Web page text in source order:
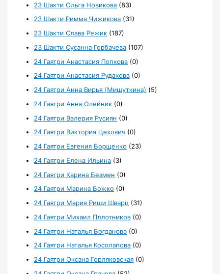
23 Шакти Ольга Новикова (83)
23 Шакти Римма Чижикова (31)
23 Шакти Слава Режик (187)
23 Шакти Сусанна Горбачева (107)
24 Гаятри Анастасия Попкова (0)
24 Гаятри Анастасия Рудакова (0)
24 Гаятри Анна Вирья (Мишуткина) (5)
24 Гаятри Анна Олейник (0)
24 Гаятри Валерия Русиян (0)
24 Гаятри Виктория Цехович (0)
24 Гаятри Евгения Борщенко (23)
24 Гаятри Елена Ильина (3)
24 Гаятри Карина Безмен (0)
24 Гаятри Марина Божко (0)
24 Гаятри Мария Риши Шварц (31)
24 Гаятри Михаил Пллотников (0)
24 Гаятри Наталья Богданова (0)
24 Гаятри Наталья Косолапова (0)
24 Гаятри Оксана Горляковская (0)